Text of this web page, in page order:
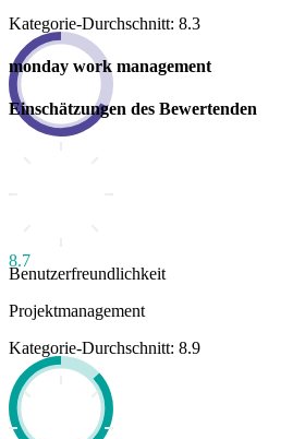
Kategorie-Durchschnitt: 8.3
monday work management
Einschätzungen des Bewertenden
8.7
Benutzerfreundlichkeit
Projektmanagement
Kategorie-Durchschnitt: 8.9